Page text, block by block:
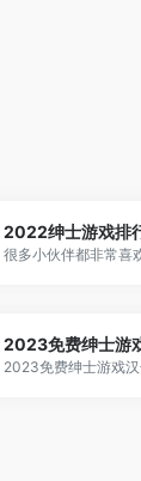
2022绅士游戏排
2023免费绅士游
2023免费绅士游戏